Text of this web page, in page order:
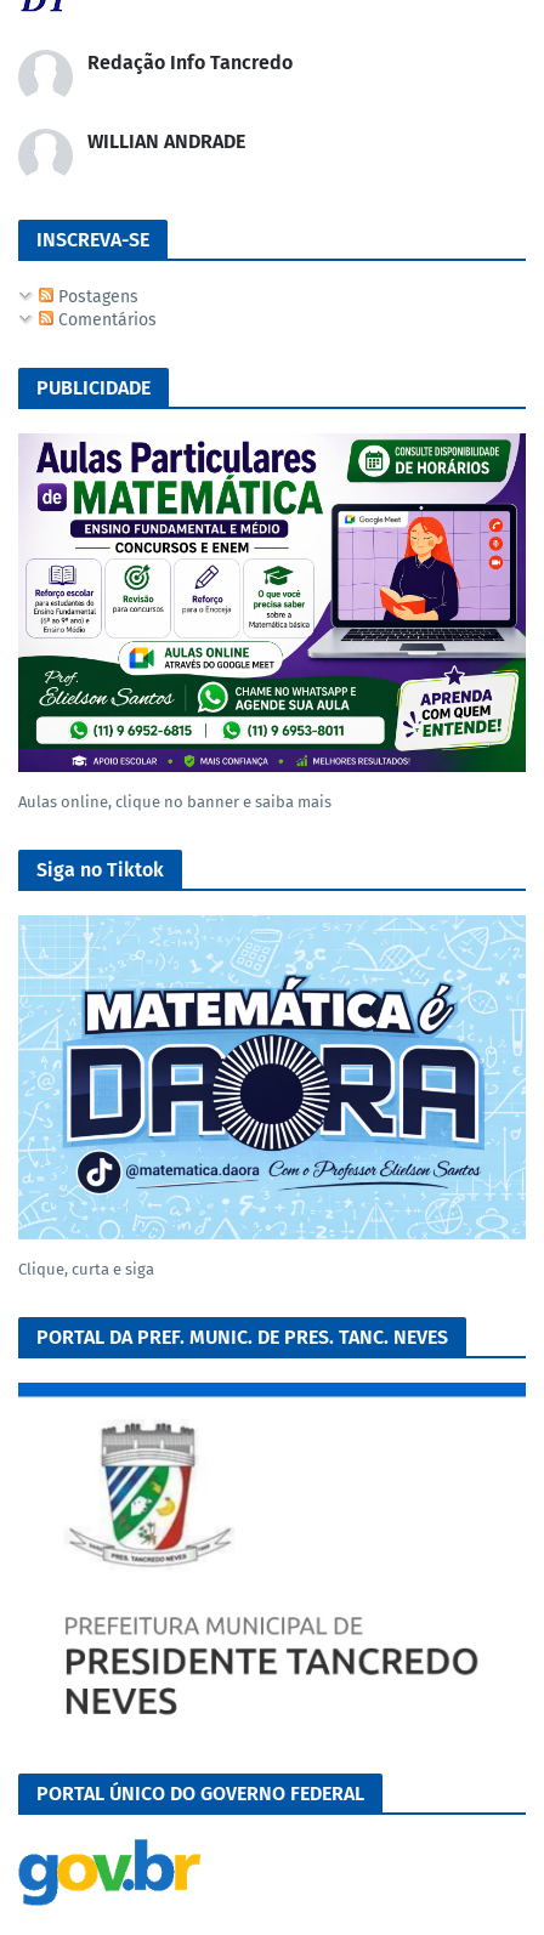
Redação Info Tancredo
WILLIAN ANDRADE
INSCREVA-SE
Postagens
Comentários
PUBLICIDADE
Aulas online, clique no banner e saiba mais
Siga no Tiktok
Clique, curta e siga
PORTAL DA PREF. MUNIC. DE PRES. TANC. NEVES
PORTAL ÚNICO DO GOVERNO FEDERAL